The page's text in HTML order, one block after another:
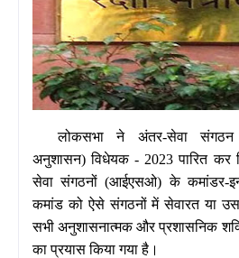
लोकसभा ने अंतर-सेवा संगठन
अनुशासन)विधेयक- 2023पारित कर
सेवा संगठनों(आईएसओ)के कमांडर-
कमांड को ऐसे संगठनों में सेवारत या
सभी अनुशासनात्मक और प्रशासनिक
का प्रयास किया गया है।